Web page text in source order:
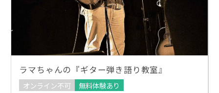
ラマちゃんの『ギター弾き語り教室』
オンライン不可
無料体験あり